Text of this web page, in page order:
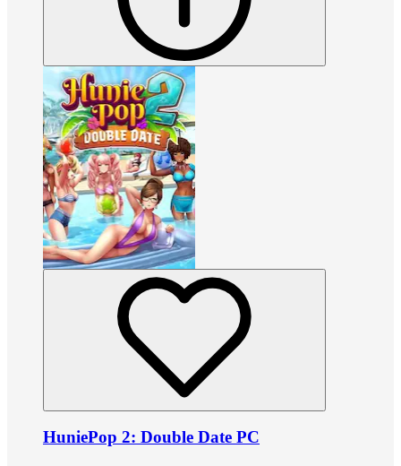
HuniePop 2: Double Date PC